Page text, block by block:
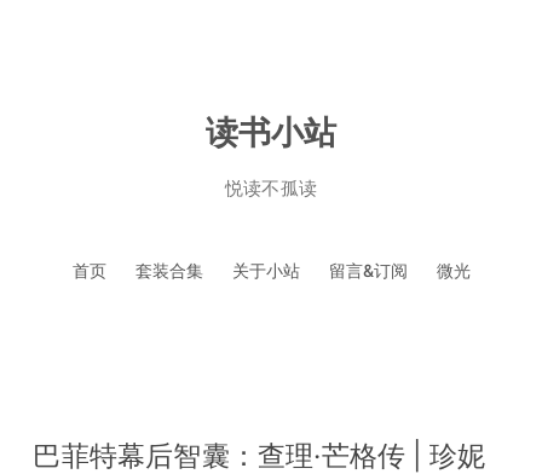
读书小站
悦读不孤读
首页 套装合集 关于小站 留言&订阅 微光
巴菲特幕后智囊：查理·芒格传 | 珍妮